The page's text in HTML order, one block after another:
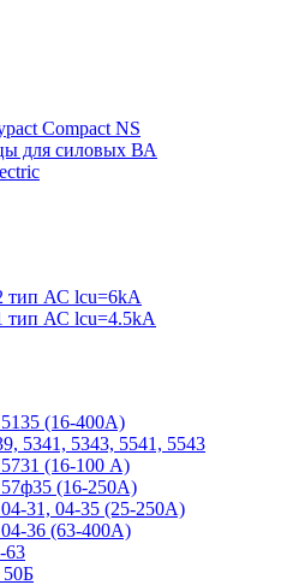
Compact NS
для силовых ВА
тип АС lcu=6kA
АС lcu=4.5kA
(16-400А)
5341, 5343, 5541, 5543
(16-100 А)
(16-250А)
31, 04-35 (25-250А)
36 (63-400А)
63